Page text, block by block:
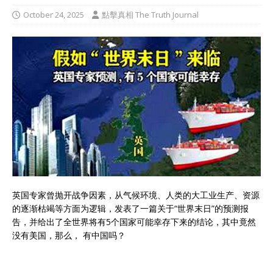
October 24, 2025 點擊真相 The Truth Journal
英国专家曾抛开战争因素，从气候环境、人类的大工业生产、资源
的逐渐枯竭等方面为逻辑，发表了一篇关于“世界末日”的预测报
告，并给出了全世界将有5个国家可能幸存下来的结论，其中竟然
没有美国，那么， 有中国吗？